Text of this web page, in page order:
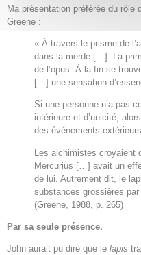
Ma présentation préférée du rôle
Greene :
« À travers le prisme de
dans la merde […]. La
de l’opus. À la fin se
[…] une sensation
Si une personne n’a pas
intérieure et d’unicité,
des événements
Les alchimistes
Mercurius […] avait un
de lui. Autrement dit, le
substances grossières
(Greene, 1988, p. 265)
Par sa seule présence.
John aurait pu dire que le lapis